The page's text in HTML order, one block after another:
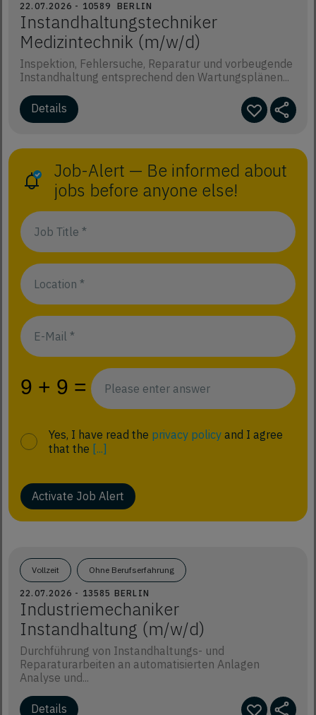
22.07.2026 - 10589 BERLIN
Instandhaltungstechniker
Medizintechnik (m/w/d)
Inspektion, Fehlersuche, Reparatur und vorbeugende
Instandhaltung entsprechend den Wartungsplänen...
Details
Job-Alert — Be informed about
jobs before anyone else!
Yes, I have read the privacy policy and I agree
that the [...]
Activate Job Alert
Vollzeit Ohne Berufserfahrung
22.07.2026 - 13585 BERLIN
Industriemechaniker
Instandhaltung (m/w/d)
Durchführung von Instandhaltungs- und
Reparaturarbeiten an automatisierten Anlagen
Analyse und...
Details